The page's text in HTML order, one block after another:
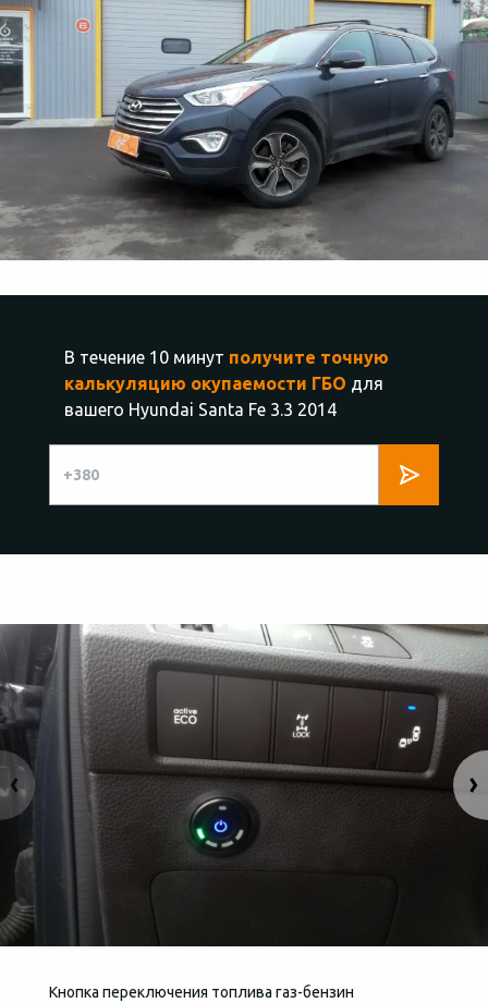
В течение 10 минут получите точную
калькуляцию окупаемости ГБО для
вашего Hyundai Santa Fe 3.3 2014
Кнопка переключения топлива газ-бензин